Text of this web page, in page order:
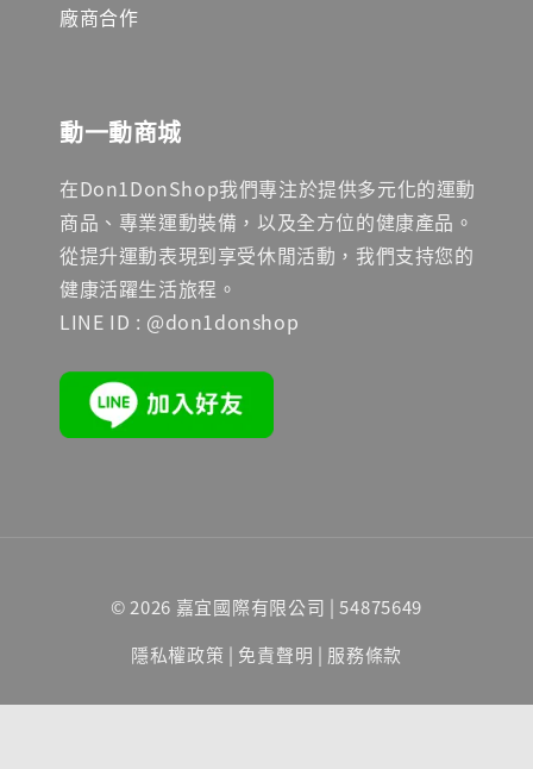
廠商合作
動一動商城
在Don1DonShop我們專注於提供多元化的運動
商品、專業運動裝備，以及全方位的健康產品。
從提升運動表現到享受休閒活動，我們支持您的
健康活躍生活旅程。
LINE ID : @don1donshop
© 2026 嘉宜國際有限公司 | 54875649
隱私權政策 | 免責聲明 | 服務條款